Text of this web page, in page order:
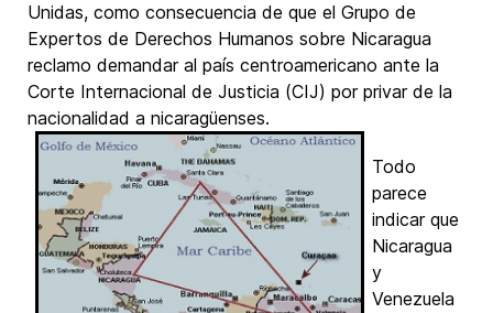
Unidas, como consecuencia de que el Grupo de
Expertos de Derechos Humanos sobre Nicaragua
reclamo demandar al país centroamericano ante la
Corte Internacional de Justicia (CIJ) por privar de la
nacionalidad a nicaragüenses.
Todo
parece
indicar que
Nicaragua
y
Venezuela